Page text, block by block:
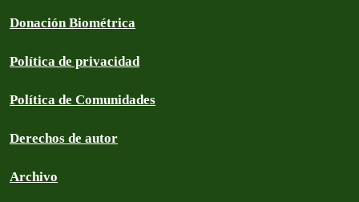
Donación Biométrica
Política de privacidad
Política de Comunidades
Derechos de autor
Archivo